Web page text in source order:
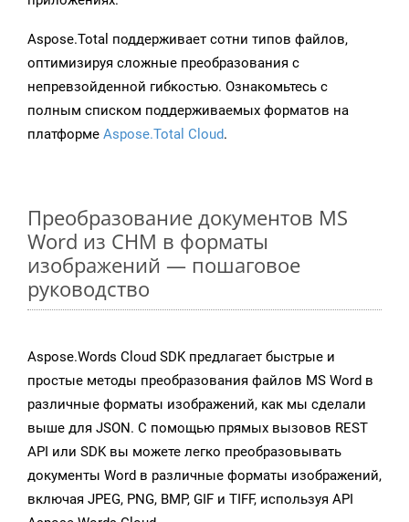
Aspose.Total поддерживает сотни типов файлов,
оптимизируя сложные преобразования с
непревзойденной гибкостью. Ознакомьтесь с
полным списком поддерживаемых форматов на
платформе Aspose.Total Cloud.
Преобразование документов MS
Word из CHM в форматы
изображений — пошаговое
руководство
Aspose.Words Cloud SDK предлагает быстрые и
простые методы преобразования файлов MS Word в
различные форматы изображений, как мы сделали
выше для JSON. С помощью прямых вызовов REST
API или SDK вы можете легко преобразовывать
документы Word в различные форматы изображений,
включая JPEG, PNG, BMP, GIF и TIFF, используя API